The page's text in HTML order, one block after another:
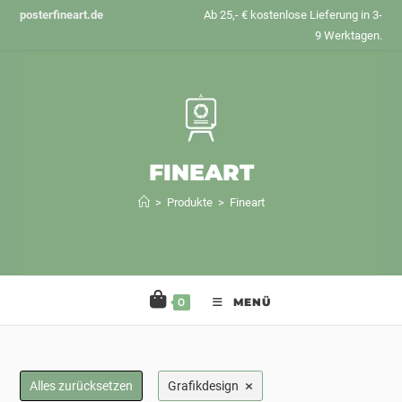
Zumposterfineart.de
Ab 25,- € kostenlose Lieferung in 3-
9 Werktagen.
FINEART
> Produkte > Fineart
0 MENÜ
Alles zurücksetzen Grafikdesign ×